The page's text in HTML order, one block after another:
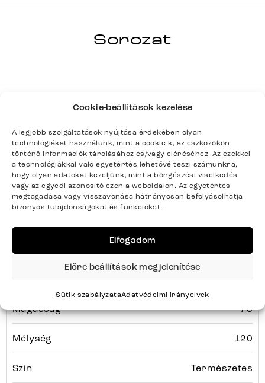
Cookie-beállítások kezelése
A legjobb szolgáltatások nyújtása érdekében olyan
technológiákat használunk, mint a cookie-k, az eszközökön
történő információk tárolásához és/vagy eléréséhez. Az ezekkel
a technológiákkal való egyetértés lehetővé teszi számunkra,
hogy olyan adatokat kezeljünk, mint a böngészési viselkedés
vagy az egyedi azonosító ezen a weboldalon. Az egyetértés
megtagadása vagy visszavonása hátrányosan befolyásolhatja
bizonyos tulajdonságokat és funkciókat.
Elfogadom
Előre beállítások megjelenítése
Sütik szabályzataAdatvédelmi irányelvek
Sorozat
HRANA Teljes sorozat részletei
Színek Természetes
Termék súlya kg-ban
Tulajdonságok Tömörfa
Magasság 73
Mélység 120
Szín Természetes